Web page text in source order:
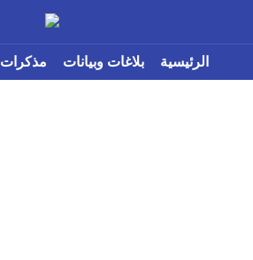
الرئيسية بلاغات وبيانات مذكرات